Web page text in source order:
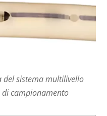
del sistema multilivello
di campionamento